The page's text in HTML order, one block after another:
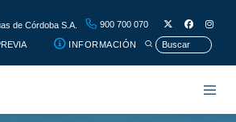
de Córdoba S.A. 900 700 070
INFORMACIÓN